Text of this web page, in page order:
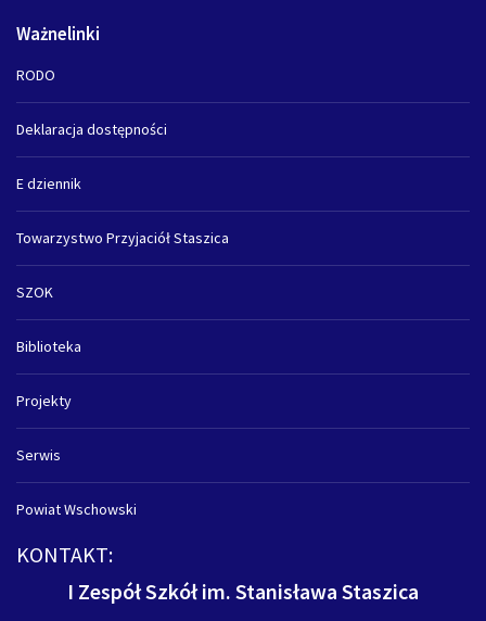
Ważnelinki
RODO
Deklaracja dostępności
E dziennik
Towarzystwo Przyjaciół Staszica
SZOK
Biblioteka
Projekty
Serwis
Powiat Wschowski
KONTAKT:
I Zespół Szkół im. Stanisława Staszica